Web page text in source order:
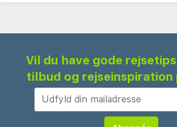
Vil du have gode
tilbud og rejseinspiration